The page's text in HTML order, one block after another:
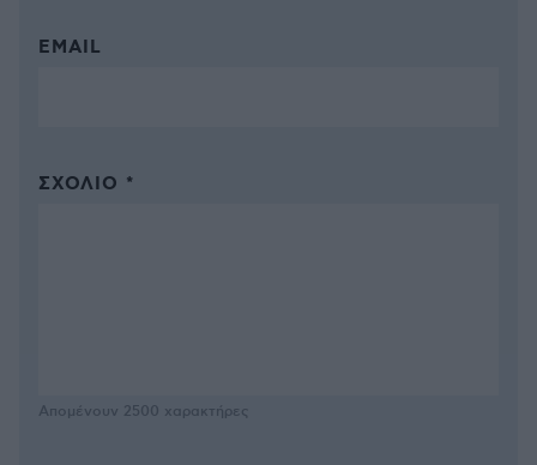
EMAIL
ΣΧΌΛΙΟ *
Απομένουν 2500 χαρακτήρες